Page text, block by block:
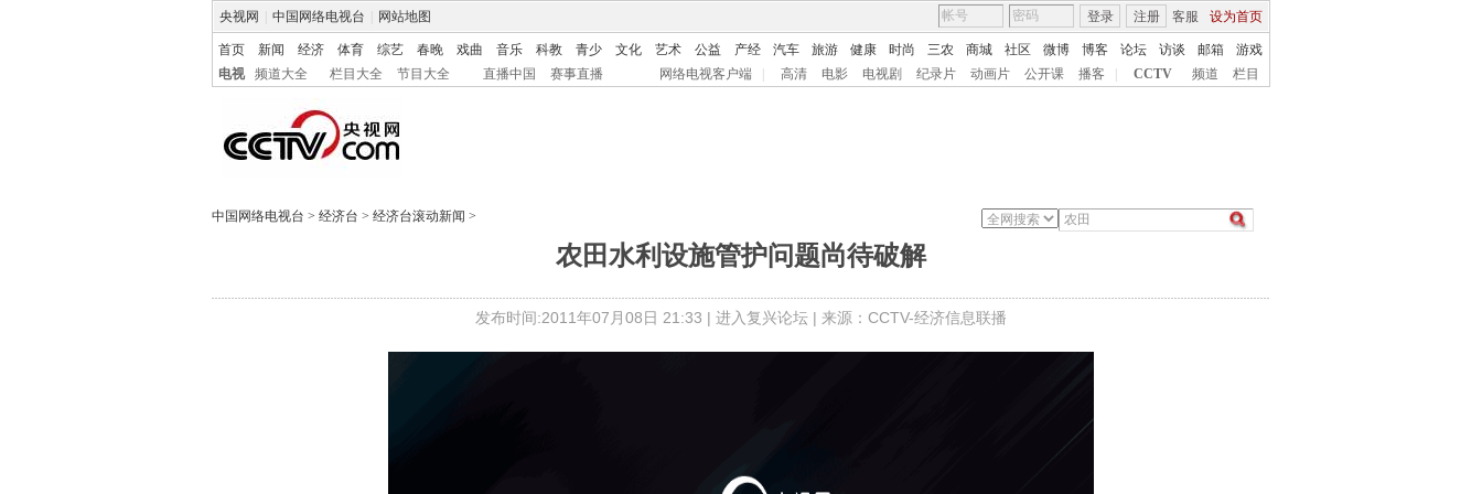
央视网 中国网络电视台 网站地图 客服 设为首页
登录 注册
首页 新闻 经济 体育 综艺 春晚 戏曲 音乐 科教 青少 文化 艺术 公益 产经 汽车 旅游 健康 时尚 三农 商城 社区 微博 博客 论坛 访谈 邮箱
游戏
电视
频道大全 栏目大全 节目大全 直播中国 赛事直播 网络电视客户端 高清 电影 电视剧 纪录片 动画片 公开课 播客 CCTV 频道 栏目
中国网络电视台 > 经济台 > 经济台滚动新闻 >
农田水利设施管护问题尚待破解
发布时间:2011年07月08日 21:33 | 进入复兴论坛 | 来源：CCTV-经济信息联播